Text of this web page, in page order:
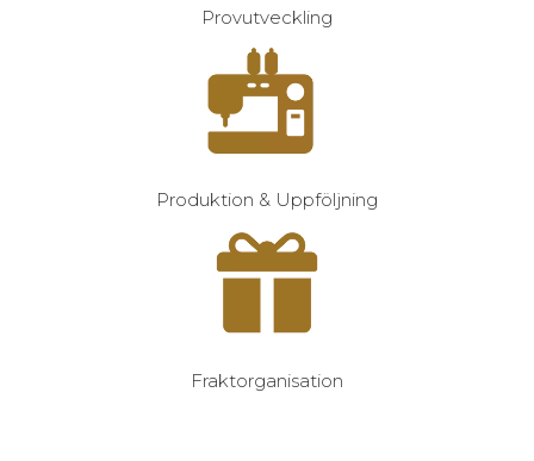
Provutveckling
Produktion & Uppföljning
Fraktorganisation